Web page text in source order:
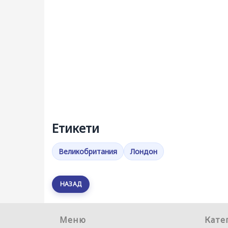
Етикети
Великобритания Лондон
НАЗАД
Меню